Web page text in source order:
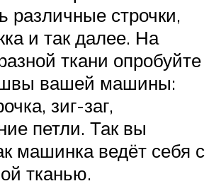
различные строчки,
и так далее. На
ткани опробуйте
вашей машины:
зиг-заг,
петли. Так вы
машинка ведёт себя с
тканью.